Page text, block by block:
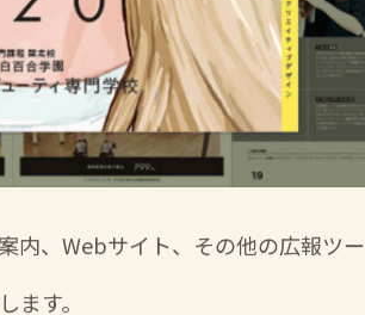
、Webサイト、その他の広報ツ
す。